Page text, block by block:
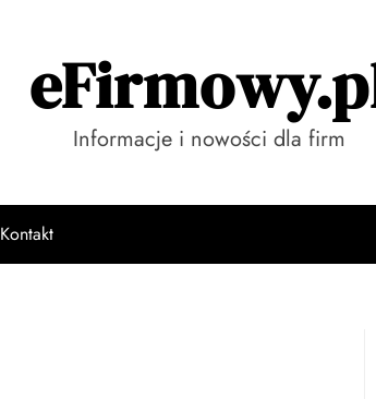
Informacje i nowości dla firm
Kontakt